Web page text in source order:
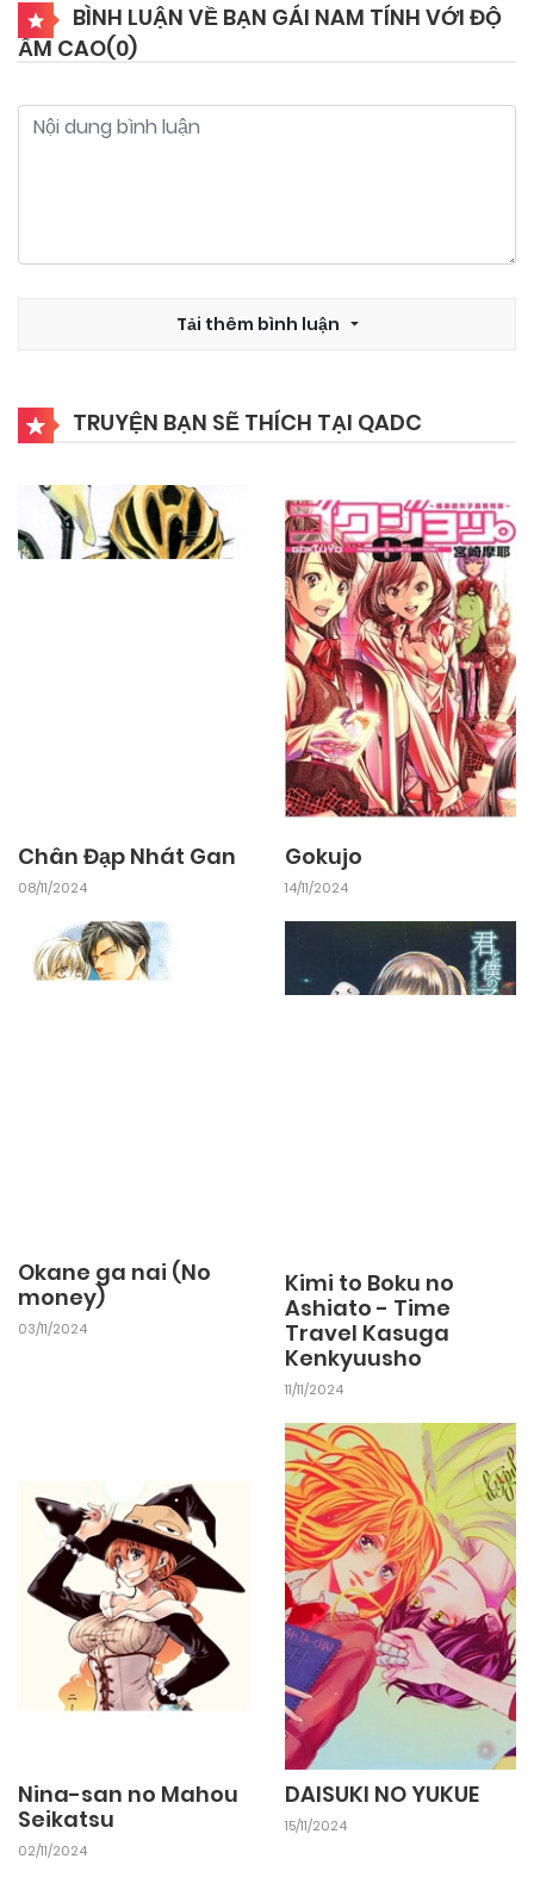
Chapter 11 25/09/2024
Chapter 10.5 25/09/2024
Chapter 6 25/09/2024
Chapter 2
Chapter 1 25/09/2024
BÌNH LUẬN VỀ BẠN GÁI NAM TÍNH VỚI ĐỘ
ẨM CAO(0)
Tải thêm bình luận
TRUYỆN BẠN SẼ THÍCH TẠI QADC
Chân Đạp Nhát Gan
08/11/2024
Gokujo
14/11/2024
Okane ga nai (No
money)
03/11/2024
Kimi to Boku no
Ashiato - Time
Travel Kasuga
Kenkyuusho
11/11/2024
Nina-san no Mahou
Seikatsu
02/11/2024
DAISUKI NO YUKUE
15/11/2024